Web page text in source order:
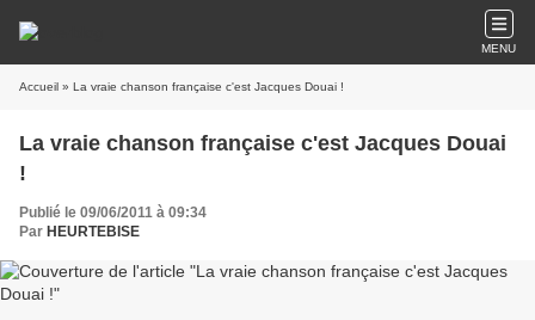
MENU
Accueil » La vraie chanson française c'est Jacques Douai !
La vraie chanson française c'est Jacques Douai
!
Publié le 09/06/2011 à 09:34
Par HEURTEBISE